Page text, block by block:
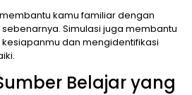
kamu familiar dengan
Simulasi juga membantu
dan mengidentifikasi
Belajar yang